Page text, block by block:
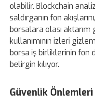
olabilir. Blockchain
saldırganın fon
borsalara olası
kullanımının izleri
borsa iş birliklerinin fon
belirgin kılıyor.
Güvenlik